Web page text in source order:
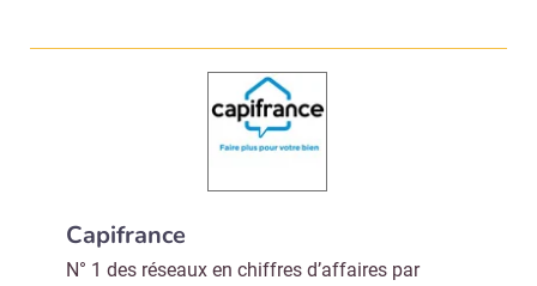
Capifrance
N° 1 des réseaux en chiffres d’affaires par